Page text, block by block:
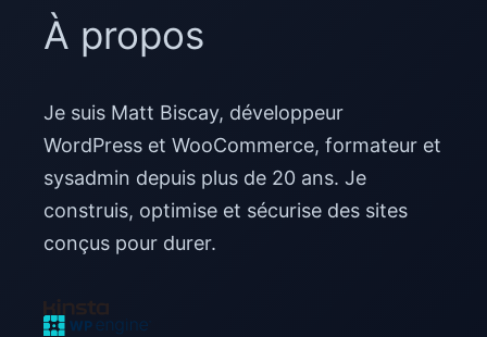
À propos
Je suis Matt Biscay, développeur
WordPress et WooCommerce, formateur et
sysadmin depuis plus de 20 ans. Je
construis, optimise et sécurise des sites
conçus pour durer.